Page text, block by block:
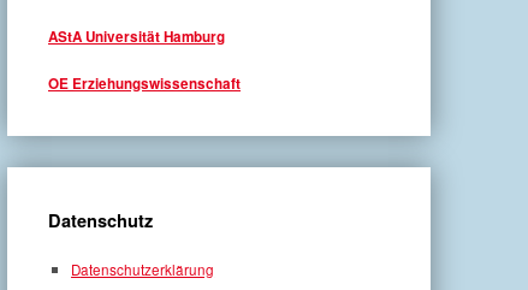
AStA Universität Hamburg
OE Erziehungswissenschaft
Datenschutz
Datenschutzerklärung